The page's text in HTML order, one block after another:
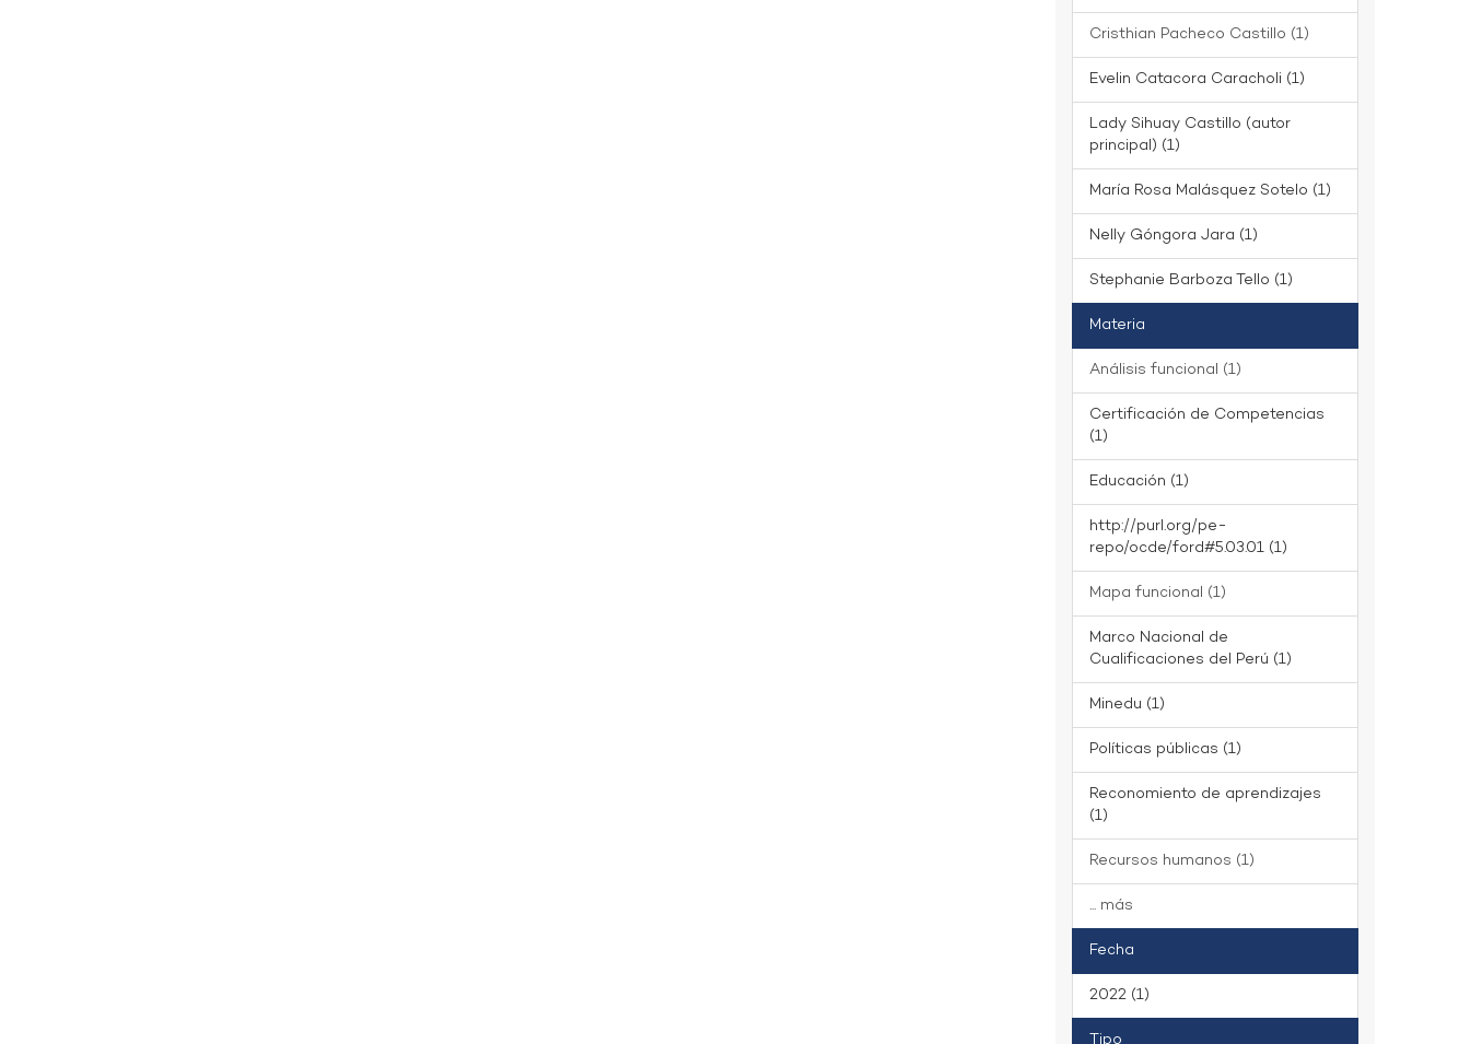
Cristhian Pacheco Castillo (1)
Evelin Catacora Caracholi (1)
Lady Sihuay Castillo (autor
principal) (1)
María Rosa Malásquez Sotelo (1)
Nelly Góngora Jara (1)
Stephanie Barboza Tello (1)
Materia
Análisis funcional (1)
Certificación de Competencias
(1)
Educación (1)
http://purl.org/pe-
repo/ocde/ford#5.03.01 (1)
Mapa funcional (1)
Marco Nacional de
Cualificaciones del Perú (1)
Minedu (1)
Políticas públicas (1)
Reconomiento de aprendizajes
(1)
Recursos humanos (1)
... más
Fecha
2022 (1)